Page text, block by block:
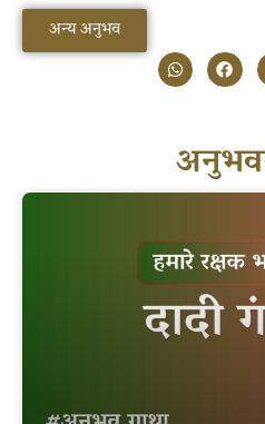
अन्य अनुभव